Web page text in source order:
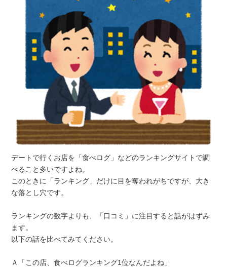
デートで行くお店を「食べログ」などのランキングサイトで調
べること多いですよね。
このときに「ランキング」だけに目を奪われがちですが、大き
な落とし穴です。
ランキングの数字よりも、「口コミ」に注目すると話がはずみ
ます。
以下の話を比べてみてください。
Ａ「この店、食べログランキング1位なんだよね」